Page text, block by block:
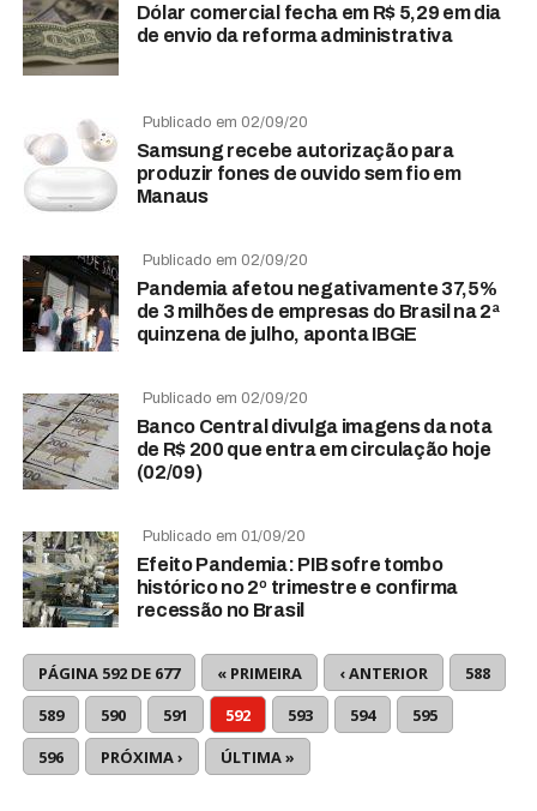
Dólar comercial fecha em R$ 5,29 em dia
de envio da reforma administrativa
Publicado em 02/09/20
Samsung recebe autorização para
produzir fones de ouvido sem fio em
Manaus
Publicado em 02/09/20
Pandemia afetou negativamente 37,5%
de 3 milhões de empresas do Brasil na 2ª
quinzena de julho, aponta IBGE
Publicado em 02/09/20
Banco Central divulga imagens da nota
de R$ 200 que entra em circulação hoje
(02/09)
Publicado em 01/09/20
Efeito Pandemia: PIB sofre tombo
histórico no 2º trimestre e confirma
recessão no Brasil
PÁGINA 592 DE 677 « PRIMEIRA ‹ ANTERIOR
588
589
590 591 592 593 594
595
596
PRÓXIMA › ÚLTIMA »